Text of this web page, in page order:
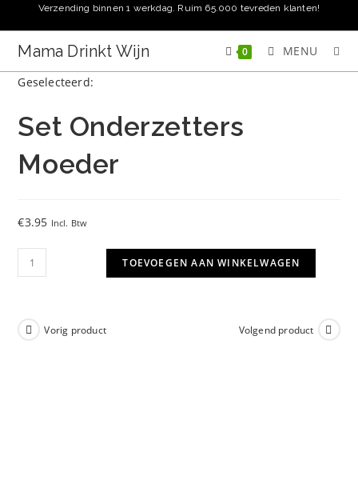
naar
inhoud
Verzending binnen 1 werkdag. Ruim 65.000 tevreden klanten!
Mama Drinkt Wijn 0 MENU
Geselecteerd:
Set Onderzetters
Moeder
€3.95 Incl. Btw
Set
Onderzetters
TOEVOEGEN AAN WINKELWAGEN
Vorig product Volgend product